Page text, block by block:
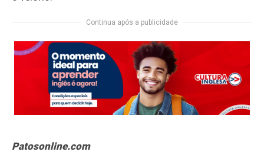
Continua após a publicidade
Patosonline.com